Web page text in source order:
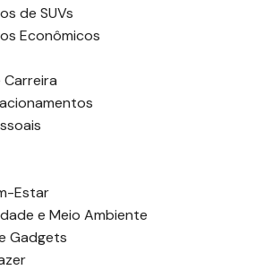
de SUVs
Econômicos
Estar
e Meio Ambiente
Gadgets